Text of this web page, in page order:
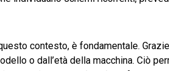
contesto, è fondamentale.
o dall’età della macchina. Ciò